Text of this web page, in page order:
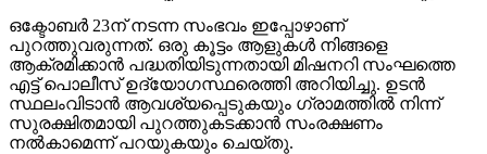
ഒക്ടോബര്‍ 23ന് നടന്ന സംഭവം ഇപ്പോഴാണ്
പുറത്തുവരുന്നത്. ഒരു കൂട്ടം ആളുകള്‍ നിങ്ങളെ
ആക്രമിക്കാന്‍ പദ്ധതിയിടുന്നതായി മിഷനറി സംഘത്തെ
എട്ട് പൊലീസ് ഉദ്യോഗസ്ഥരെത്തി അറിയിച്ചു. ഉടന്‍
സ്ഥലംവിടാന്‍ ആവശ്യപ്പെടുകയും ഗ്രാമത്തില്‍ നിന്ന്
സുരക്ഷിതമായി പുറത്തുകടക്കാന്‍ സംരക്ഷണം
നല്‍കാമെന്ന് പറയുകയും ചെയ്തു.